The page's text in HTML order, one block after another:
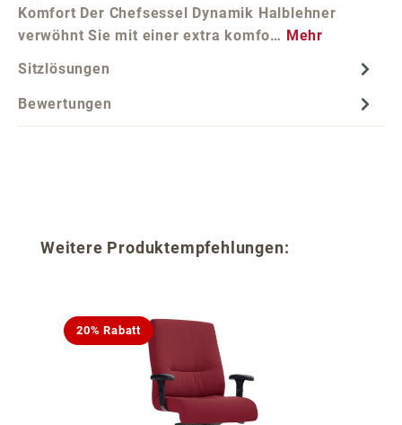
Komfort Der Chefsessel Dynamik Halblehner
verwöhnt Sie mit einer extra komfo… Mehr
Sitzlösungen
Bewertungen
Produktgalerie überspringen
Weitere Produktempfehlungen:
20% Rabatt